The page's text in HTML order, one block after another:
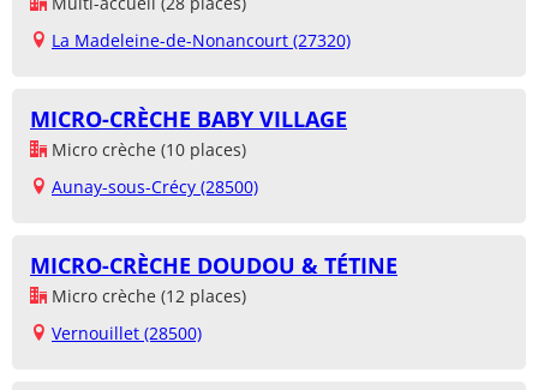
La Madeleine-de-Nonancourt (27320)
MICRO-CRÈCHE BABY VILLAGE
Micro crèche (10 places)
Aunay-sous-Crécy (28500)
MICRO-CRÈCHE DOUDOU & TÉTINE
Micro crèche (12 places)
Vernouillet (28500)